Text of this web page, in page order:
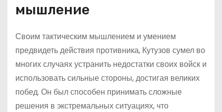
мышление
Своим тактическим мышлением и умением
предвидеть действия противника, Кутузов сумел во
многих случаях устранить недостатки своих войск и
использовать сильные стороны, достигая великих
побед. Он был способен принимать сложные
решения в экстремальных ситуациях, что